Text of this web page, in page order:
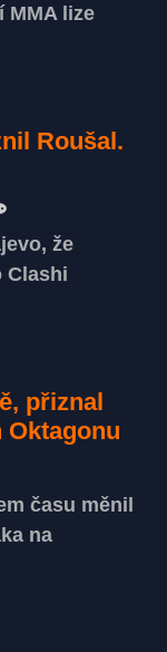
MMA lize
Roušal.
že
Clashi
přiznal
Oktagonu
času měnil
na